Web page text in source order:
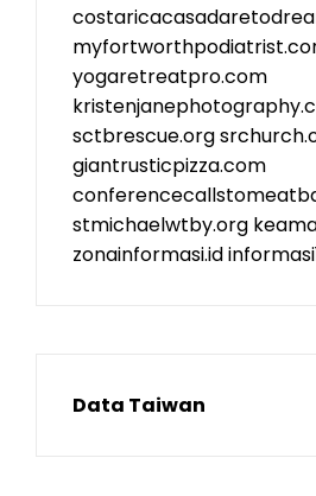
yogaretreatpro.com
sctbrescue.org
giantrusticpizza.com
stmichaelwtby.org
zonainformasi.id
Data Taiwan